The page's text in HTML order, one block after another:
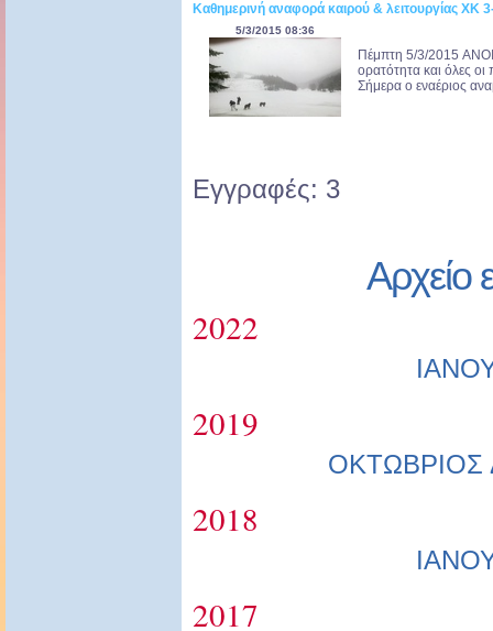
Καθημερινή αναφορά καιρού & λειτουργίας
5/3/2015 08:36
Πέμπτη 5/3/2015
ορατότητα και όλες
Σήμερα ο εναέριος
Εγγραφές: 3
Αρχείο
2022
2019
ΟΚΤΩΒΡΙΟΣ
2018
2017